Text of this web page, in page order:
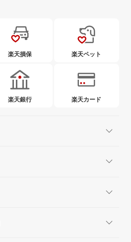
楽天損保 楽天ペット
楽天銀行 楽天カード